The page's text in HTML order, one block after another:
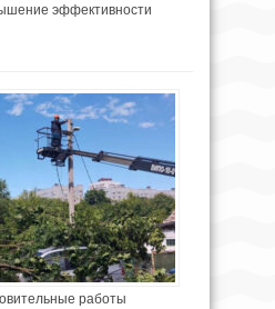
эффективности
работы